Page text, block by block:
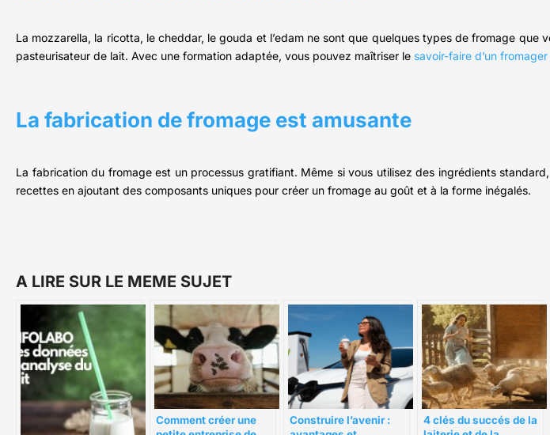
La mozzarella, la ricotta, le cheddar, le gouda et l’edam ne sont que quelques types de fromage que
pasteurisateur de lait. Avec une formation adaptée, vous pouvez maîtriser le savoir-faire d’un fromager
La fabrication de fromage est amusante
La fabrication du fromage est un processus gratifiant. Même si vous utilisez des ingrédients
recettes en ajoutant des composants uniques pour créer un fromage au goût et à la forme inégalés.
A LIRE SUR LE MEME SUJET
Comment créer une
Construire l’avenir :
4 clés du succés de la